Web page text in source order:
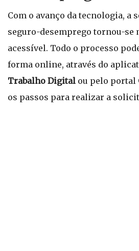
Com o avanço da tecnologia, a
seguro-desemprego tornou-se
acessível. Todo o processo
forma online, através do
Trabalho Digital ou pelo portal
os passos para realizar a